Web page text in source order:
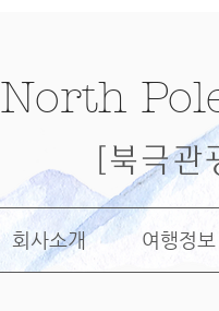
North
[북극관
회사소개 여행정보